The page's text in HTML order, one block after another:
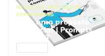
NEGÓCIOS, PROCESSOS
EMPRESARIAIS
Faça uma proposta
comercial | Prompts
ChatGPT